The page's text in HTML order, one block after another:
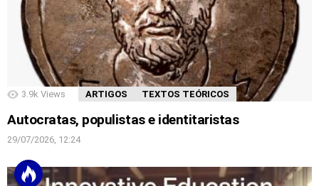
3.9k Views ARTIGOS TEXTOS TEÓRICOS
Autocratas, populistas e identitaristas
29/07/2026, 12:24